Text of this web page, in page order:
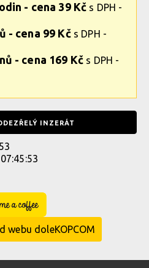
- cena 39 Kč s DPH -
- cena 99 Kčs DPH -
- cena 169 Kč s DPH -
INZERÁT
Me a Coffee
webu doleKOPCOM